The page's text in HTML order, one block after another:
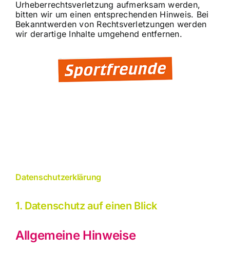
Urheberrechtsverletzung aufmerksam werden,
bitten wir um einen entsprechenden Hinweis. Bei
Bekanntwerden von Rechtsverletzungen werden
wir derartige Inhalte umgehend entfernen.
Datenschutzerklärung
1. Datenschutz auf einen Blick
Allgemeine Hinweise